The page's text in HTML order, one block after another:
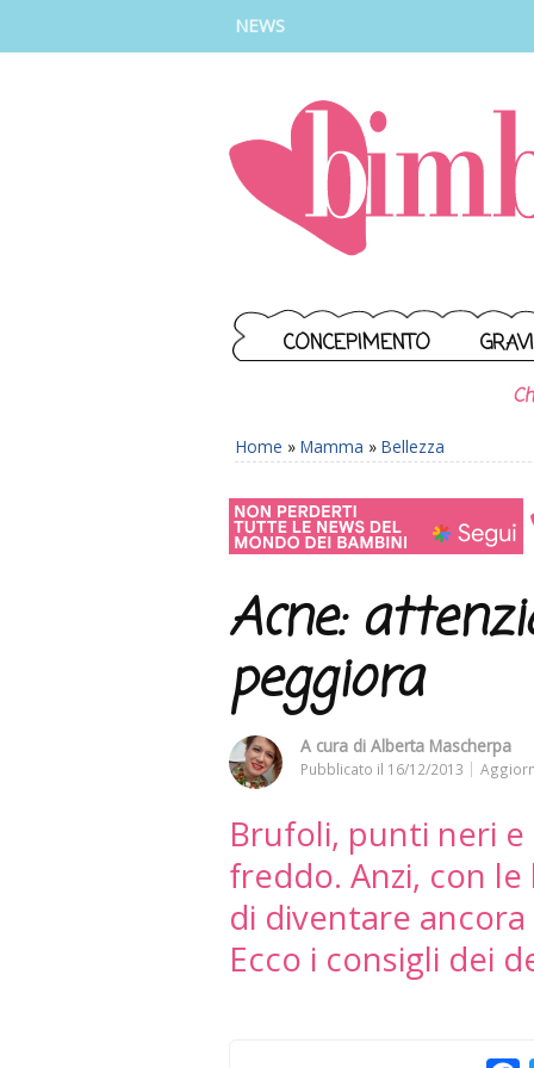
NEWS
CONCEPIMENTO
Home » Mamma » Bellezza
Acne:
peggiora
A cura di Alberta Mascherpa
Pubblicato il 16/12/2013
Brufoli, punti neri
freddo. Anzi, con
di diventare
Ecco i consigli dei